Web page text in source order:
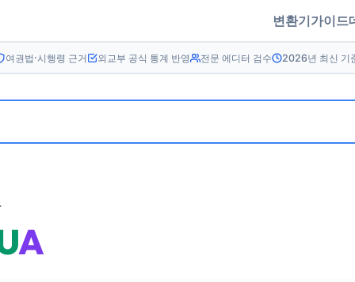
변환기가이드
여권법·시행령 근거 외교부 공식 통계 반영 전문 에디터 검수 2026년 최신 기
A